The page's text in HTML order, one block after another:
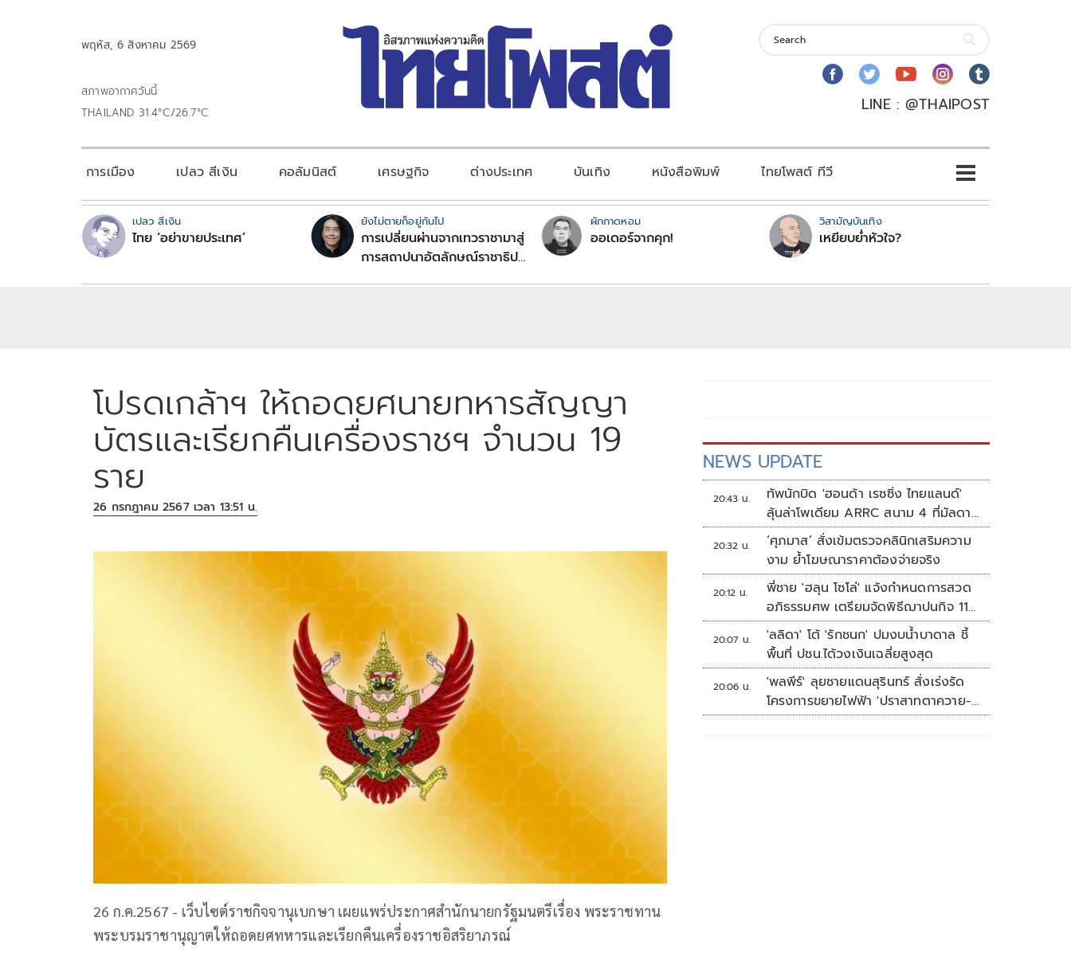
พฤหัส, 6 สิงหาคม 2569
สภาพอากาศวันนี้
THAILAND 31.4°C/26.7°C
LINE : @THAIPOST
การเมือง เปลว สีเงิน คอลัมนิสต์ เศรษฐกิจ ต่างประเทศ บันเทิง หนังสือพิมพ์ ไทยโพสต์ ทีวี
เปลว สีเงิน
ไทย ‘อย่าขายประเทศ’
ยังไม่ตายก็อยู่กันไป
การเปลี่ยนผ่านจากเทวราชามาสู่
การสถาปนาอัตลักษณ์ราชาธิป
ผักกาดหอม
ออเดอร์จากคุก!
วิสามัญบันเทิง
เหยียบย่ำหัวใจ?
โปรดเกล้าฯ ให้ถอดยศนายทหารสัญญา
บัตรและเรียกคืนเครื่องราชฯ จำนวน 19
ราย
26 กรกฎาคม 2567 เวลา 13:51 น.
26 ก.ค.2567 - เว็บไซต์ราชกิจจานุเบกษา เผยแพร่ประกาศสำนักนายกรัฐมนตรีเรื่อง พระราชทาน
พระบรมราชานุญาตให้ถอดยศทหารและเรียกคืนเครื่องราชอิสริยาภรณ์
NEWS UPDATE
20:43 น.
ทัพนักบิด 'ฮอนด้า เรซซิ่ง ไทยแลนด์'
ลุ้นล่าโพเดียม ARRC สนาม 4 ที่มัลดาลิ
กา
20:32 น.
‘ศุภมาส’ สั่งเข้มตรวจคลินิกเสริมความ
งาม ย้ำโฆษณาราคาต้องจ่ายจริง
20:12 น.
พี่ชาย 'ฮลุน โซโล่' แจ้งกำหนดการสวด
อภิธรรมศพ เตรียมจัดพิธีฌาปนกิจ 11
ส.ค.
20:07 น.
'ลลิดา' โต้ 'รักชนก' ปมงบน้ำบาดาล ชี้
พื้นที่ ปชน.ได้วงเงินเฉลี่ยสูงสุด
20:06 น.
'พลพีร์' ลุยชายแดนสุรินทร์ สั่งเร่งรัด
โครงการขยายไฟฟ้า 'ปราสาทตาควาย-
เนิน 350'